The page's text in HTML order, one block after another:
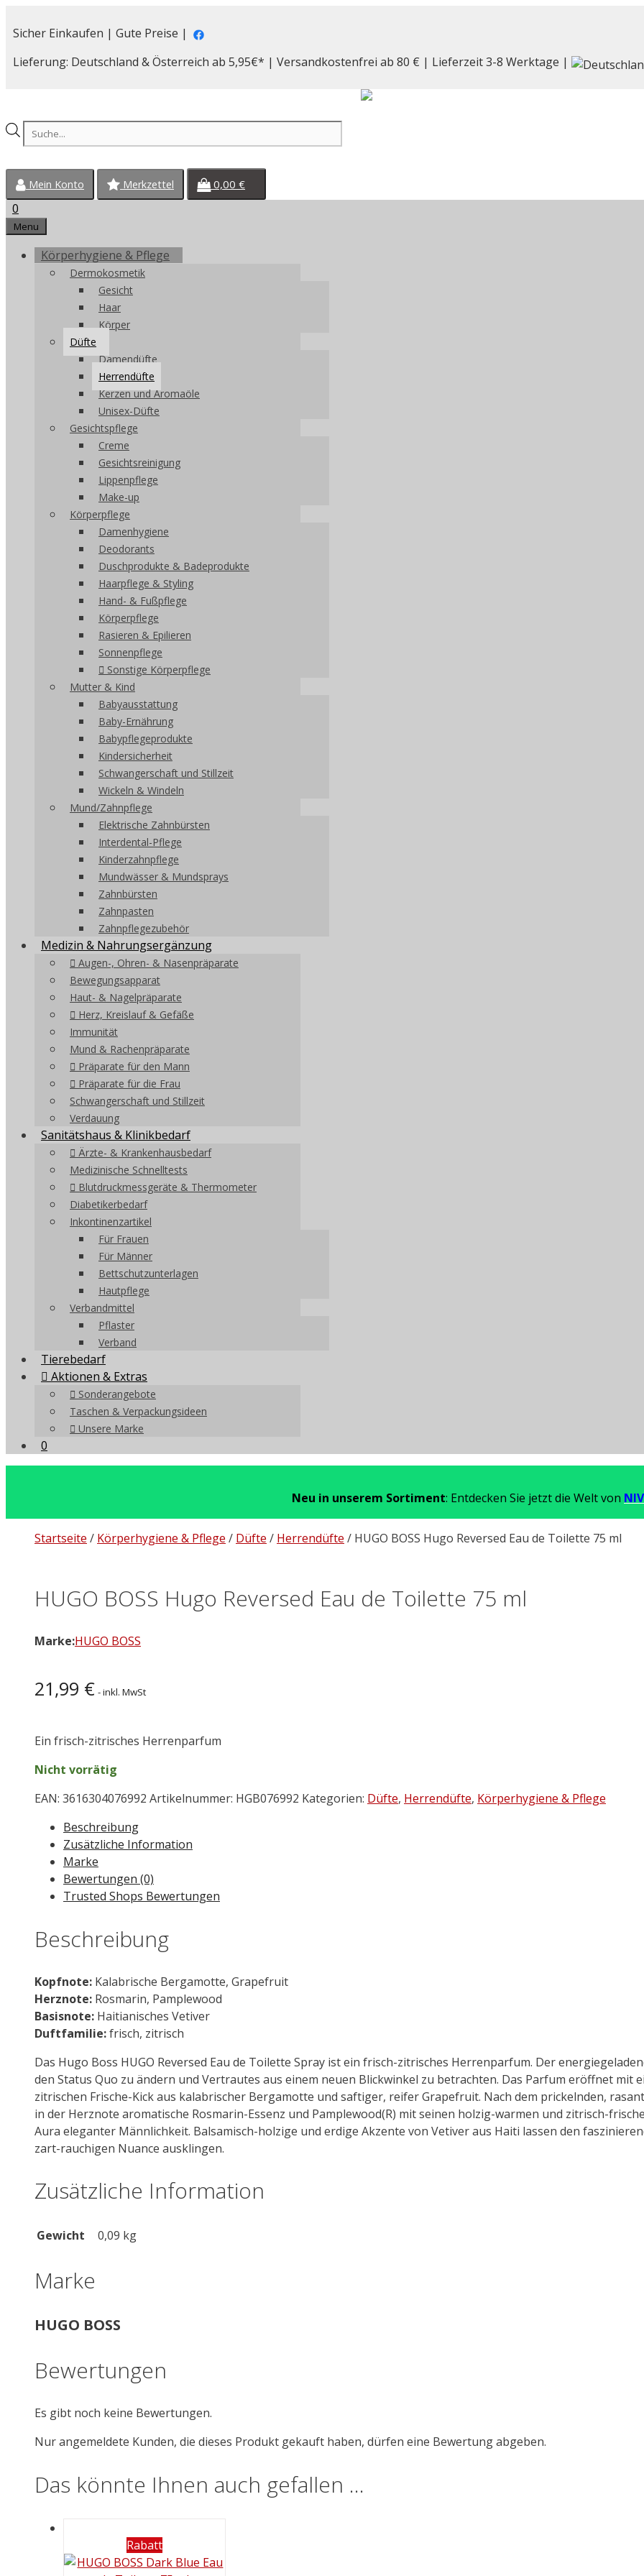
Inhalt
Sicher Einkaufen | Gute Preise |
Lieferung: Deutschland & Österreich ab 5,95€* | Versandkostenfrei ab 80 € | Lieferzeit 3-8 Werktage |
Products
search
Mein Konto Merkzettel 0,00 €
0
Menu
Körperhygiene & Pflege
Dermokosmetik
Gesicht
Haar
Körper
Düfte
Damendüfte
Herrendüfte
Kerzen und Aromaöle
Unisex-Düfte
Gesichtspflege
Creme
Gesichtsreinigung
Lippenpflege
Make-up
Körperpflege
Damenhygiene
Deodorants
Duschprodukte & Badeprodukte
Haarpflege & Styling
Hand- & Fußpflege
Körperpflege
Rasieren & Epilieren
Sonnenpflege
Sonstige Körperpflege
Mutter & Kind
Babyausstattung
Baby-Ernährung
Babypflegeprodukte
Kindersicherheit
Schwangerschaft und Stillzeit
Wickeln & Windeln
Mund/Zahnpflege
Elektrische Zahnbürsten
Interdental-Pflege
Kinderzahnpflege
Mundwässer & Mundsprays
Zahnbürsten
Zahnpasten
Zahnpflegezubehör
Medizin & Nahrungsergänzung
Augen-, Ohren- & Nasenpräparate
Bewegungsapparat
Haut- & Nagelpräparate
Herz, Kreislauf & Gefäße
Immunität
Mund & Rachenpräparate
Präparate für den Mann
Präparate für die Frau
Schwangerschaft und Stillzeit
Verdauung
Sanitätshaus & Klinikbedarf
Ärzte- & Krankenhausbedarf
Medizinische Schnelltests
Blutdruckmessgeräte & Thermometer
Diabetikerbedarf
Inkontinenzartikel
Für Frauen
Für Männer
Bettschutzunterlagen
Hautpflege
Verbandmittel
Pflaster
Verband
Tierebedarf
Aktionen & Extras
Sonderangebote
Taschen & Verpackungsideen
Unsere Marke
0
Neu in unserem Sortiment: Entdecken Sie jetzt die Welt von
Startseite / Körperhygiene & Pflege / Düfte / Herrendüfte / HUGO BOSS Hugo Reversed Eau de Toilette 75 ml
HUGO BOSS Hugo Reversed Eau de Toilette 75 ml
Marke:HUGO BOSS
21,99 € - inkl. MwSt
Ein frisch-zitrisches Herrenparfum
Nicht vorrätig
EAN: 3616304076992 Artikelnummer: HGB076992 Kategorien: Düfte, Herrendüfte, Körperhygiene & Pflege
Beschreibung
Zusätzliche Information
Marke
Bewertungen (0)
Trusted Shops Bewertungen
Beschreibung
Kopfnote: Kalabrische Bergamotte, Grapefruit
Herznote: Rosmarin, Pamplewood
Basisnote: Haitianisches Vetiver
Duftfamilie:frisch, zitrisch
Das Hugo Boss HUGO Reversed Eau de Toilette Spray ist ein frisch-zitrisches Herrenparfum. Der
den Status Quo zu ändern und Vertrautes aus einem neuen Blickwinkel zu betrachten. Das Parfum eröffnet mit
zitrischen Frische-Kick aus kalabrischer Bergamotte und saftiger, reifer Grapefruit. Nach dem prickelnden,
in der Herznote aromatische Rosmarin-Essenz und Pamplewood(R) mit seinen holzig-warmen und zitrisch-
Aura eleganter Männlichkeit. Balsamisch-holzige und erdige Akzente von Vetiver aus Haiti lassen den
zart-rauchigen Nuance ausklingen.
Zusätzliche Information
Gewicht 0,09 kg
Marke
HUGO BOSS
Bewertungen
Es gibt noch keine Bewertungen.
Nur angemeldete Kunden, die dieses Produkt gekauft haben, dürfen eine Bewertung abgeben.
Das könnte Ihnen auch gefallen …
Rabatt